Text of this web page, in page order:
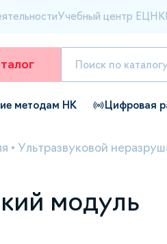
Учебный центр ЕЦНК
методам НК Цифровая
• Ультразвуковой
модуль